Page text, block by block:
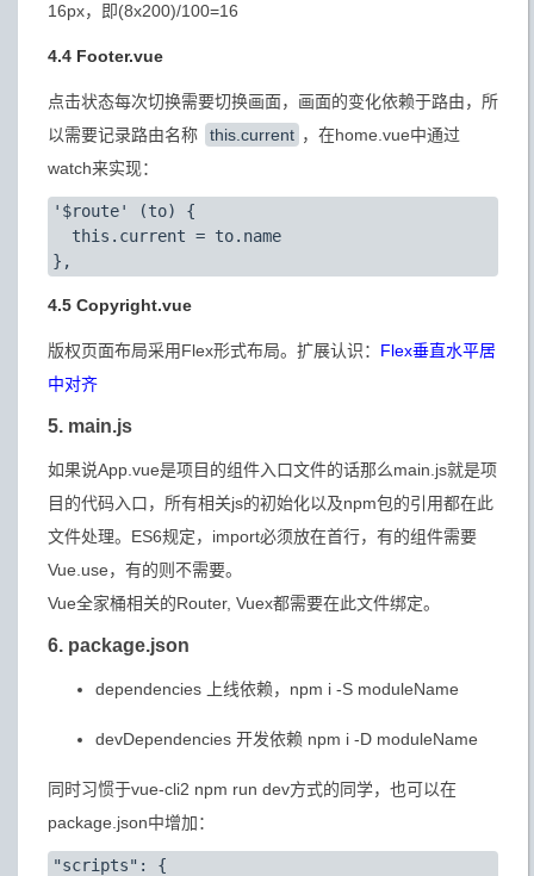
16px，即(8x200)/100=16
4.4 Footer.vue
点击状态每次切换需要切换画面，画面的变化依赖于路由，所
以需要记录路由名称
this.current ，在home.vue中通过
watch来实现：
'$route' (to) {
  this.current = to.name
4.5 Copyright.vue
版权页面布局采用Flex形式布局。扩展认识： Flex垂直水平居
中对齐
5. main.js
如果说App.vue是项目的组件入口文件的话那么main.js就是项
目的代码入口，所有相关js的初始化以及npm包的引用都在此
文件处理。ES6规定，import必须放在首行，有的组件需要
Vue.use，有的则不需要。
Vue全家桶相关的Router, Vuex都需要在此文件绑定。
6. package.json
dependencies 上线依赖，npm i -S moduleName
devDependencies 开发依赖 npm i -D moduleName
同时习惯于vue-cli2 npm run dev方式的同学，也可以在
package.json中增加：
"scripts": {